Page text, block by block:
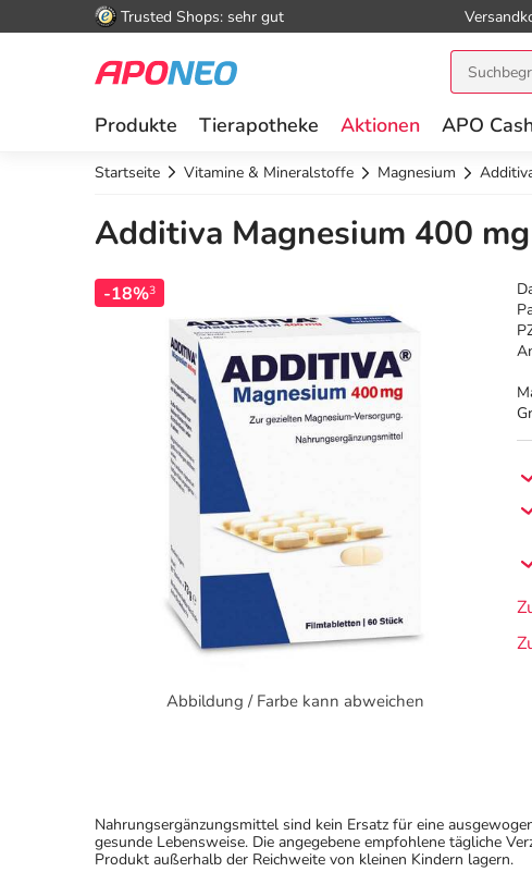
Trusted Shops: sehr gut
Produkte Tierapotheke Aktionen APO
Startseite Vitamine & Mineralstoffe Magnesium
Additiva Magnesium 400
-18%3
Abbildung / Farbe kann abweichen
Nahrungsergänzungsmittel sind kein Ersatz für eine
gesunde Lebensweise. Die angegebene empfohlene tägliche
Produkt außerhalb der Reichweite von kleinen Kindern lagern.